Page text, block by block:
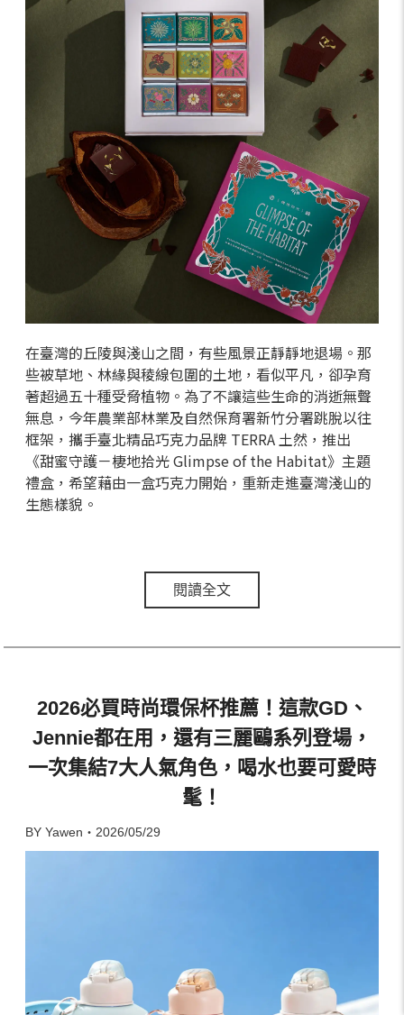
在臺灣的丘陵與淺山之間，有些風景正靜靜地退場。那
些被草地、林緣與稜線包圍的土地，看似平凡，卻孕育
著超過五十種受脅植物。為了不讓這些生命的消逝無聲
無息，今年農業部林業及自然保育署新竹分署跳脫以往
框架，攜手臺北精品巧克力品牌 TERRA 土然，推出
《甜蜜守護－棲地拾光 Glimpse of the Habitat》主題
禮盒，希望藉由一盒巧克力開始，重新走進臺灣淺山的
生態樣貌。
閱讀全文
2026必買時尚環保杯推薦！這款GD、
Jennie都在用，還有三麗鷗系列登場，
一次集結7大人氣角色，喝水也要可愛時
髦！
BY Yawen・2026/05/29